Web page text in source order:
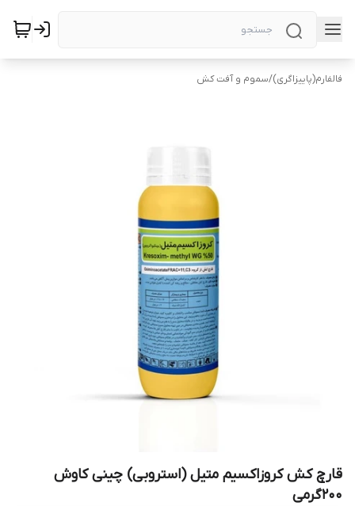
فالفارم(پاییزاگری)/سموم و آفت کش
قارچ کش کروزاکسیم متیل (استروبی) چینی کاوش
200گرمی